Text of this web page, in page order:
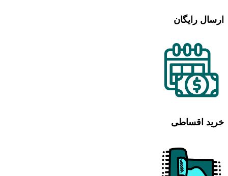
ارسال رایگان
خرید اقساطی